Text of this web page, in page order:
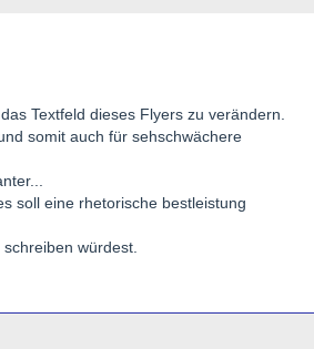
Textfeld dieses Flyers zu verändern.
somit auch für sehschwächere
soll eine rhetorische bestleistung
würdest.